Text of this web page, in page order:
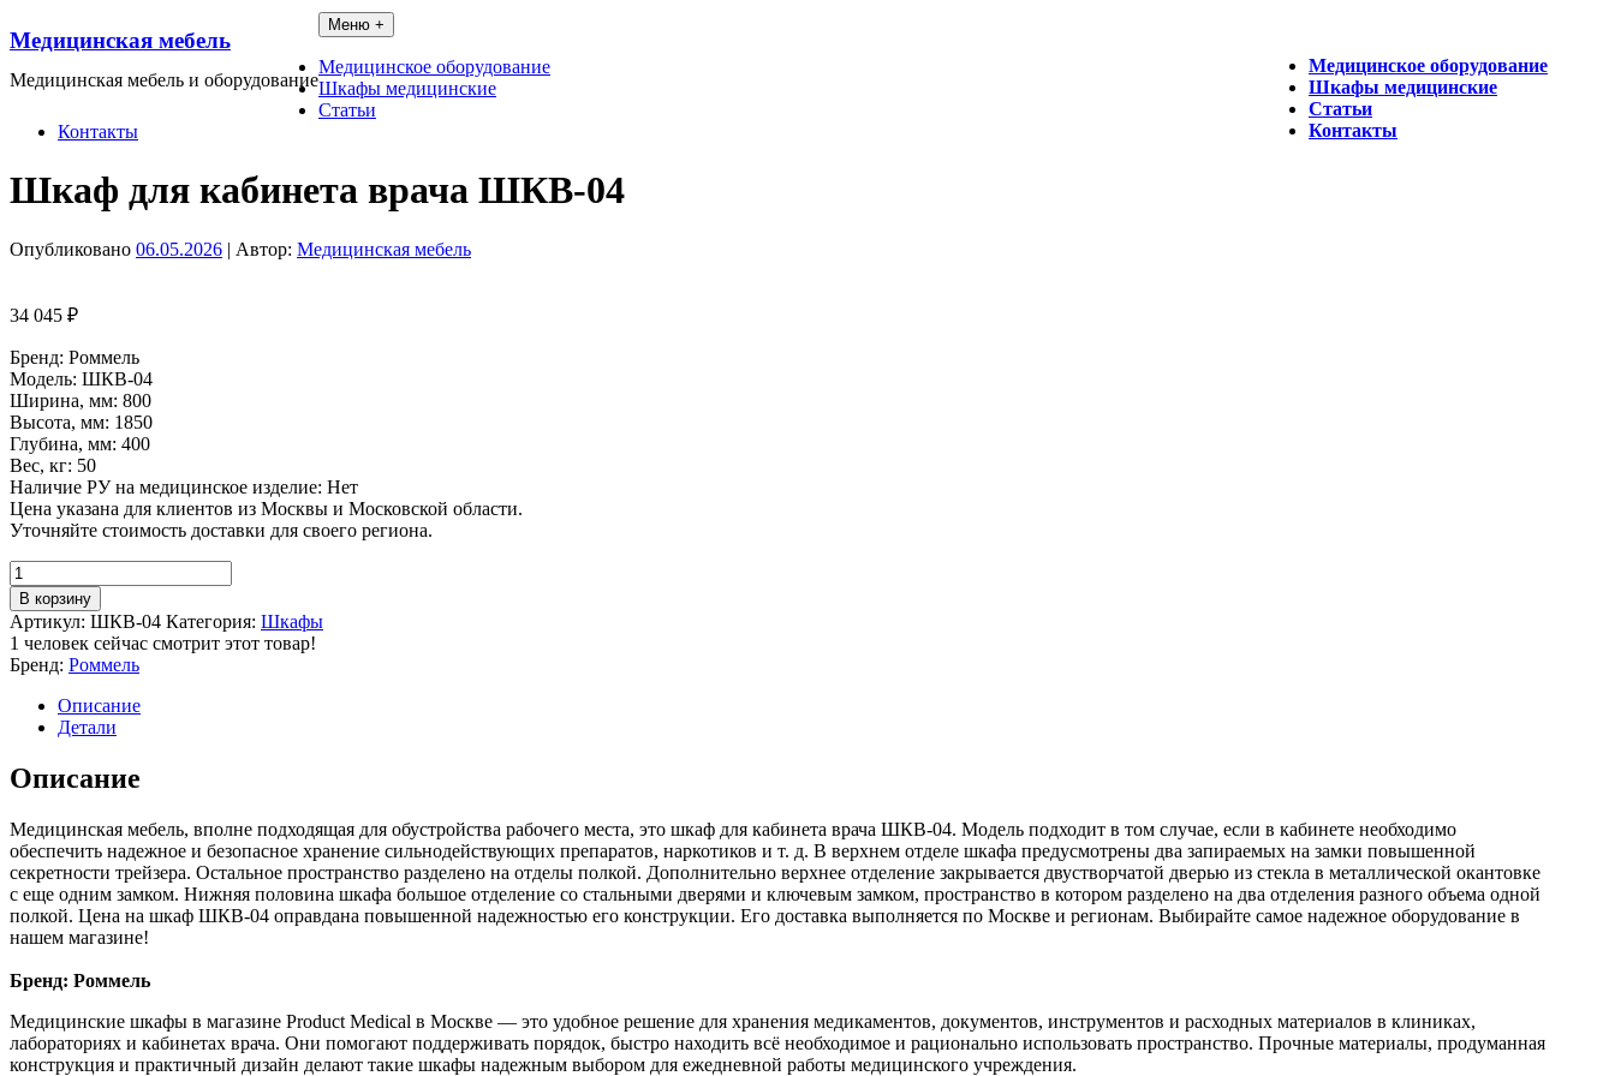
к
Медицинская мебель
Медицинская мебель и оборудование
Медицинское оборудование
Шкафы медицинские
Статьи
Контакты
Меню +
Медицинское оборудование
Шкафы медицинские
Статьи
Контакты
Шкаф для кабинета врача ШКВ-04
Опубликовано 06.05.2026 | Автор: Медицинская мебель
34 045 ₽
Бренд: Роммель
Модель: ШКВ-04
Ширина, мм: 800
Высота, мм: 1850
Глубина, мм: 400
Вес, кг: 50
Наличие РУ на медицинское изделие: Нет
Цена указана для клиентов из Москвы и Московской области.
Уточняйте стоимость доставки для своего региона.
Количество
товара
Шкаф
для
кабинета
врача
ШКВ-04
В корзину
Артикул: ШКВ-04 Категория: Шкафы
1 человек сейчас смотрит этот товар!
Бренд: Роммель
Описание
Детали
Описание
Медицинская мебель, вполне подходящая для обустройства рабочего места, это шкаф для кабинета врача ШКВ-04. Модель подходит в том случае, если в кабинете необходимо
обеспечить надежное и безопасное хранение сильнодействующих препаратов, наркотиков и т. д. В верхнем отделе шкафа предусмотрены два запираемых на замки повышенной
секретности трейзера. Остальное пространство разделено на отделы полкой. Дополнительно верхнее отделение закрывается двустворчатой дверью из стекла в металлической окантовке
с еще одним замком. Нижняя половина шкафа большое отделение со стальными дверями и ключевым замком, пространство в котором разделено на два отделения разного объема одной
полкой. Цена на шкаф ШКВ-04 оправдана повышенной надежностью его конструкции. Его доставка выполняется по Москве и регионам. Выбирайте самое надежное оборудование в
нашем магазине!
Бренд: Роммель
Медицинские шкафы в магазине Product Medical в Москве — это удобное решение для хранения медикаментов, документов, инструментов и расходных материалов в клиниках,
лабораториях и кабинетах врача. Они помогают поддерживать порядок, быстро находить всё необходимое и рационально использовать пространство. Прочные материалы, продуманная
конструкция и практичный дизайн делают такие шкафы надежным выбором для ежедневной работы медицинского учреждения.